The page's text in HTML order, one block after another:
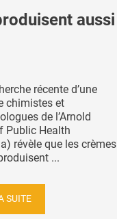
aussi
récente d’une
chimistes et
de l’Arnold
Public Health
révèle que les crèmes
...
SUITE